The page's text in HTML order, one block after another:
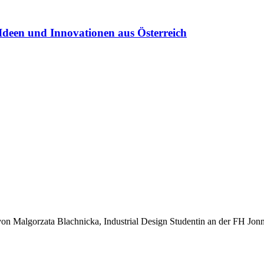
und Innovationen aus Österreich
Malgorzata Blachnicka, Industrial Design Studentin an der FH